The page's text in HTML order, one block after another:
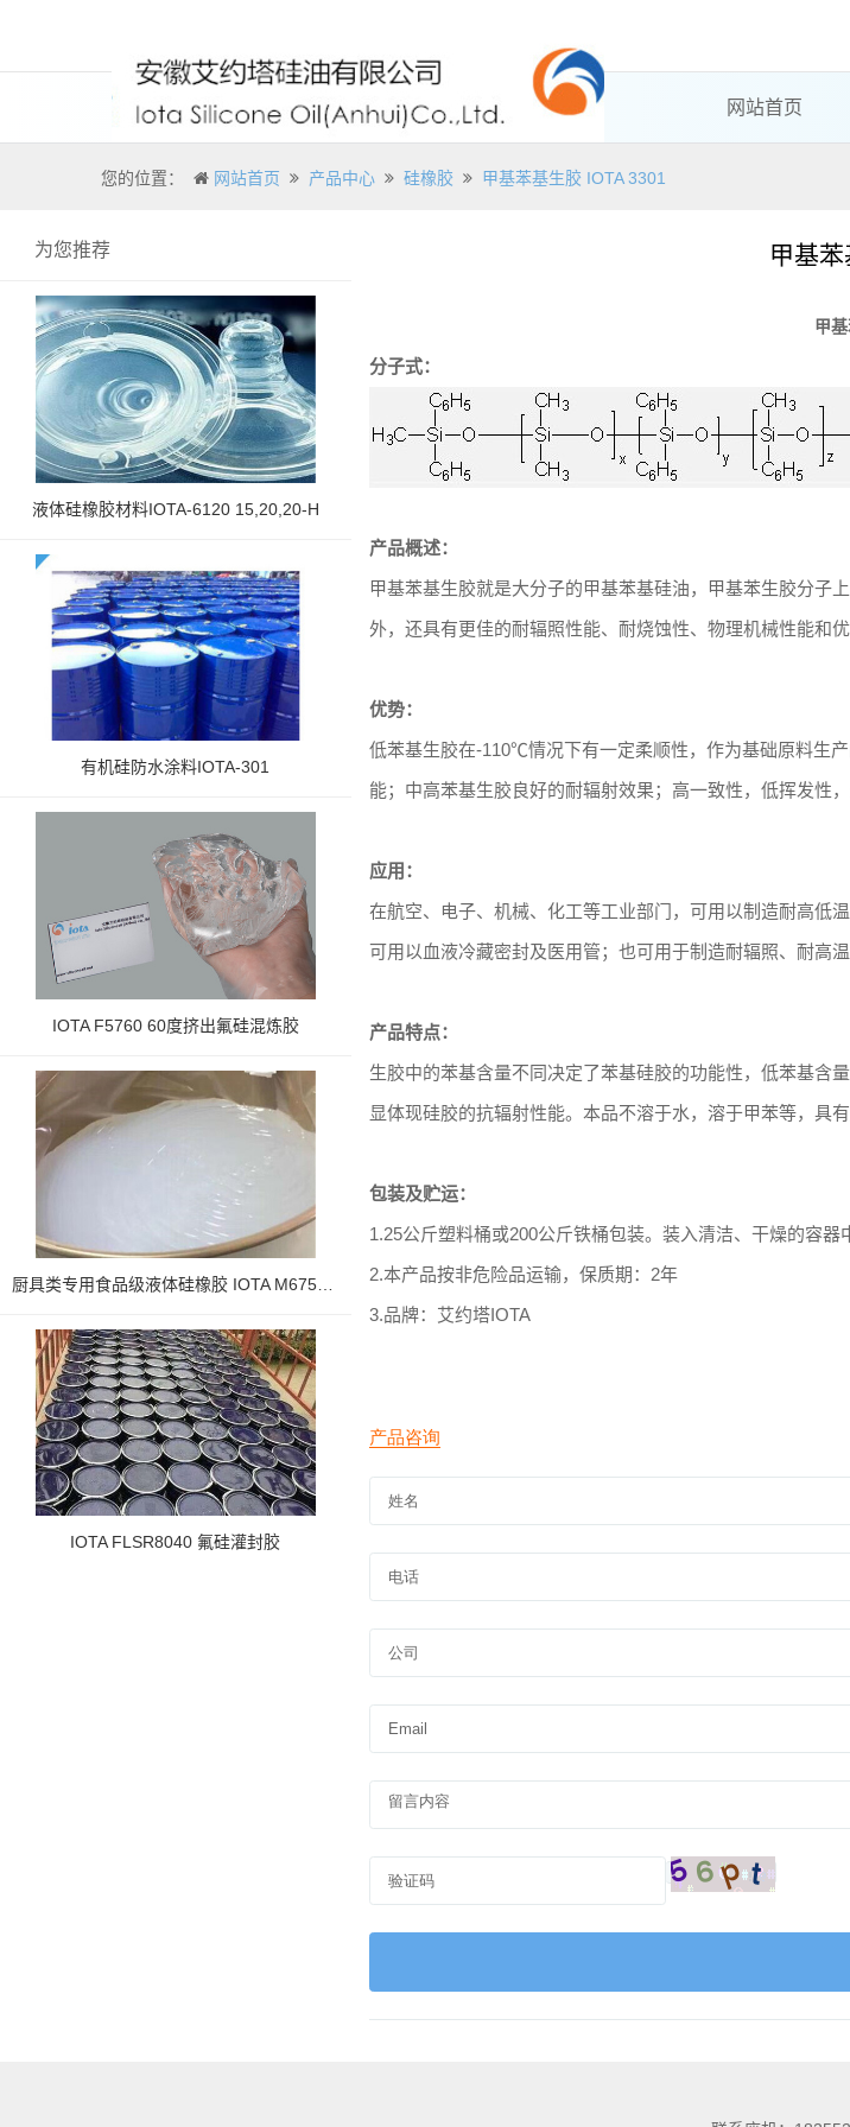
网站首页
您的位置： 网站首页 产品中心 硅橡胶 甲基苯基生胶 IOTA 3301
为您推荐
液体硅橡胶材料IOTA-6120 15,20,20-H
有机硅防水涂料IOTA-301
IOTA F5760 60度挤出氟硅混炼胶
IOTA FLSR8040 氟硅灌封胶
甲基
甲
分子式：
产品概述：
甲基苯基生胶就是大分子的甲基苯基硅油，甲基苯生胶分子
外，还具有更佳的耐辐照性能、耐烧蚀性、物理机械性能和优
优势：
低苯基生胶在-110℃情况下有一定柔顺性，作为基础原料生
能；中高苯基生胶良好的耐辐射效果；高一致性，低挥发性
应用：
在航空、电子、机械、化工等工业部门，可用以制造耐高低
可用以血液冷藏密封及医用管；也可用于制造耐辐照、耐高
产品特点：
生胶中的苯基含量不同决定了苯基硅胶的功能性，低苯基含
显体现硅胶的抗辐射性能。本品不溶于水，溶于甲苯等，具
包装及贮运：
1.25公斤塑料桶或200公斤铁桶包装。装入清洁、干燥的容器
2.本产品按非危险品运输，保质期： 2年
3.品牌：艾约塔IOTA